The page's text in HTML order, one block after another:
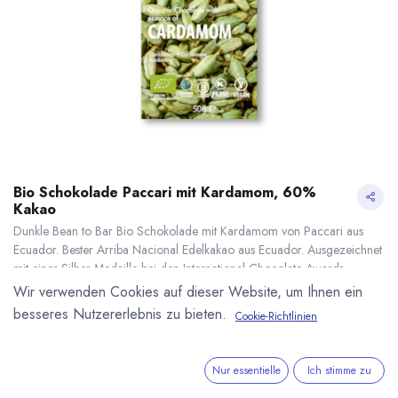
Bio Schokolade Paccari mit Kardamom, 60%
Kakao
Dunkle Bean to Bar Bio Schokolade mit Kardamom von Paccari aus
Ecuador. Bester Arriba Nacional Edelkakao aus Ecuador. Ausgezeichnet
mit einer Silber Medaille bei den International Chocolate Awards.
Kakaoanteil: 60 %. Bio, Fair und Vegan. 50g Tafel.
5,25€*
(105,00€ /1 kg)
Wir verwenden Cookies auf dieser Website, um Ihnen ein
besseres Nutzererlebnis zu bieten.
Cookie-Richtlinien
Nur essentielle Ich stimme zu